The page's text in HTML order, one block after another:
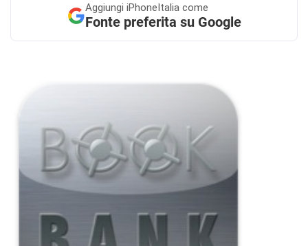
Aggiungi iPhoneItalia come
Fonte preferita su Google